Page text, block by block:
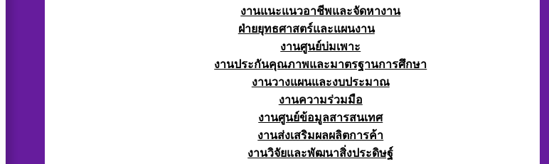
งานแนะแนวอาชีพและจัดหางาน
ฝ่ายยุทธศาสตร์และแผนงาน
งานศูนย์บ่มเพาะ
งานประกันคุณภาพและมาตรฐานการศึกษา
งานวางแผนและงบประมาณ
งานความร่วมมือ
งานศูนย์ข้อมูลสารสนเทศ
งานส่งเสริมผลผลิตการค้า
งานวิจัยและพัฒนาสิ่งประดิษฐ์